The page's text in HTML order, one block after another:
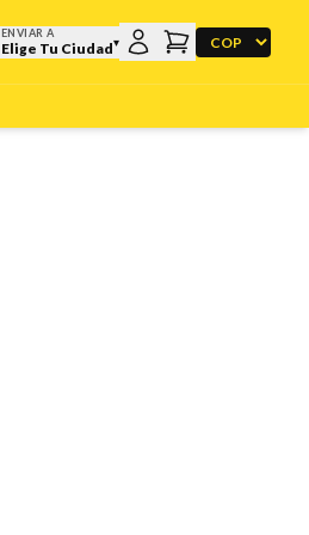
ENVIAR A
Elige Tu Ciudad▾